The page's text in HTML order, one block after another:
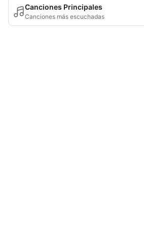
Canciones Principales
Canciones más escuchadas